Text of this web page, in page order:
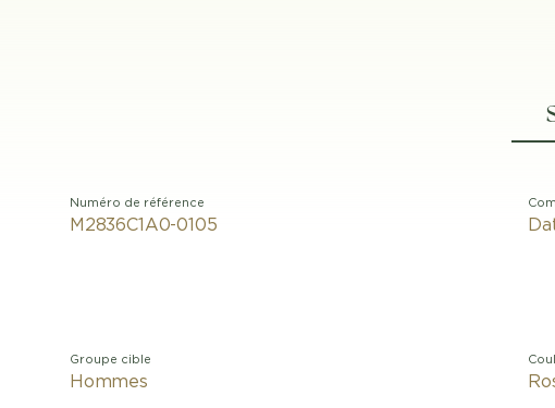
Numéro de référence
M2836C1A0-0105
Groupe cible
Hommes